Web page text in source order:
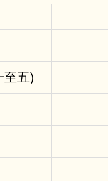
至五)